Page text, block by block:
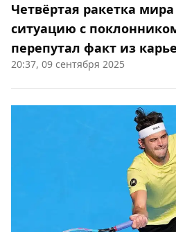
Четвёртая ракетка
ситуацию с
перепутал факт из
20:37, 09 сентября 2025